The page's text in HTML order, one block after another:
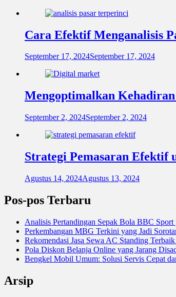
Cara Efektif Menganalisis
September 17, 2024September 17, 2024
Mengoptimalkan
September 2, 2024September 2, 2024
Strategi Pemasaran Efektif
Agustus 14, 2024Agustus 13, 2024
Pos-pos Terbaru
Analisis Pertandingan Sepak Bola BBC Sport
Perkembangan MBG Terkini yang Jadi
Rekomendasi Jasa Sewa AC Standing
Pola Diskon Belanja Online yang Jarang
Bengkel Mobil Umum: Solusi Servis Cepat
Arsip